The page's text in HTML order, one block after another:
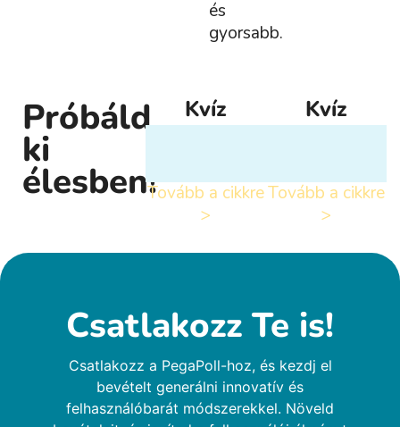
és
gyorsabb.
Próbáld
ki
élesben!
Kvíz
Tovább a cikkre
>
Kvíz
Tovább a cikkre
>
Csatlakozz Te is!
Csatlakozz a PegaPoll-hoz, és kezdj el
bevételt generálni innovatív és
felhasználóbarát módszerekkel. Növeld